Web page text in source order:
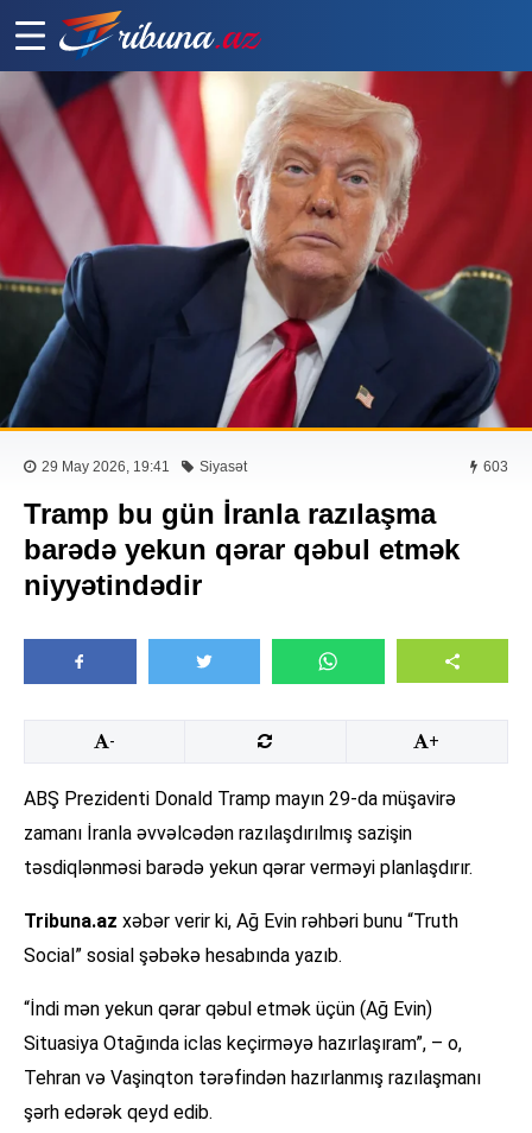
29 May 2026, 19:41 Siyasət 603
Tramp bu gün İranla razılaşma
barədə yekun qərar qəbul etmək
niyyətindədir
- +
ABŞ Prezidenti Donald Tramp mayın 29-da müşavirə
zamanı İranla əvvəlcədən razılaşdırılmış sazişin
təsdiqlənməsi barədə yekun qərar verməyi planlaşdırır.
Tribuna.az xəbər verir ki, Ağ Evin rəhbəri bunu “Truth
Social” sosial şəbəkə hesabında yazıb.
“İndi mən yekun qərar qəbul etmək üçün (Ağ Evin)
Situasiya Otağında iclas keçirməyə hazırlaşıram”, – o,
Tehran və Vaşinqton tərəfindən hazırlanmış razılaşmanı
şərh edərək qeyd edib.